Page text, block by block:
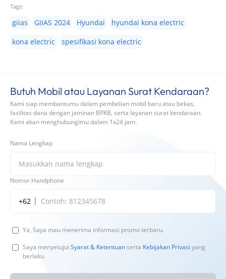
Tags:
giias GIIAS 2024 Hyundai
hyundai kona electric
kona electric
spesifikasi kona electric
Butuh Mobil atau Layanan Surat Kendaraan?
Kami siap membantumu dalam pembelian mobil baru atau bekas,
fasilitas dana dengan jaminan BPKB, serta layanan surat kendaraan.
Kami akan menghubungimu dalam 1x24 jam.
Nama Lengkap
Nomor Handphone
+62
Ya, Saya mau menerima informasi promo terbaru.
Saya menyetujui Syarat & Ketentuanserta Kebijakan Privasi yang
berlaku.